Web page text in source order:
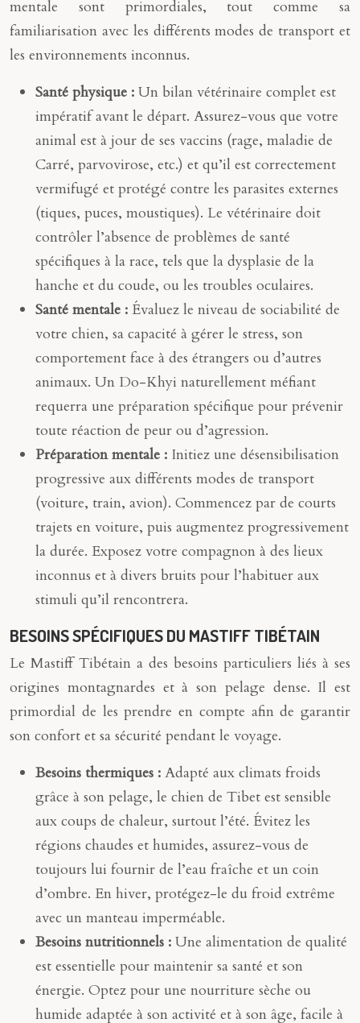
mentale sont primordiales, tout comme sa
familiarisation avec les différents modes de transport et
les environnements inconnus.
Santé physique : Un bilan vétérinaire complet est
impératif avant le départ. Assurez-vous que votre
animal est à jour de ses vaccins (rage, maladie de
Carré, parvovirose, etc.) et qu’il est correctement
vermifugé et protégé contre les parasites externes
(tiques, puces, moustiques). Le vétérinaire doit
contrôler l’absence de problèmes de santé
spécifiques à la race, tels que la dysplasie de la
hanche et du coude, ou les troubles oculaires.
Santé mentale : Évaluez le niveau de sociabilité de
votre chien, sa capacité à gérer le stress, son
comportement face à des étrangers ou d’autres
animaux. Un Do-Khyi naturellement méfiant
requerra une préparation spécifique pour prévenir
toute réaction de peur ou d’agression.
Préparation mentale : Initiez une désensibilisation
progressive aux différents modes de transport
(voiture, train, avion). Commencez par de courts
trajets en voiture, puis augmentez progressivement
la durée. Exposez votre compagnon à des lieux
inconnus et à divers bruits pour l’habituer aux
stimuli qu’il rencontrera.
BESOINS SPÉCIFIQUES DU MASTIFF TIBÉTAIN
Le Mastiff Tibétain a des besoins particuliers liés à ses
origines montagnardes et à son pelage dense. Il est
primordial de les prendre en compte afin de garantir
son confort et sa sécurité pendant le voyage.
Besoins thermiques : Adapté aux climats froids
grâce à son pelage, le chien de Tibet est sensible
aux coups de chaleur, surtout l’été. Évitez les
régions chaudes et humides, assurez-vous de
toujours lui fournir de l’eau fraîche et un coin
d’ombre. En hiver, protégez-le du froid extrême
avec un manteau imperméable.
Besoins nutritionnels : Une alimentation de qualité
est essentielle pour maintenir sa santé et son
énergie. Optez pour une nourriture sèche ou
humide adaptée à son activité et à son âge, facile à